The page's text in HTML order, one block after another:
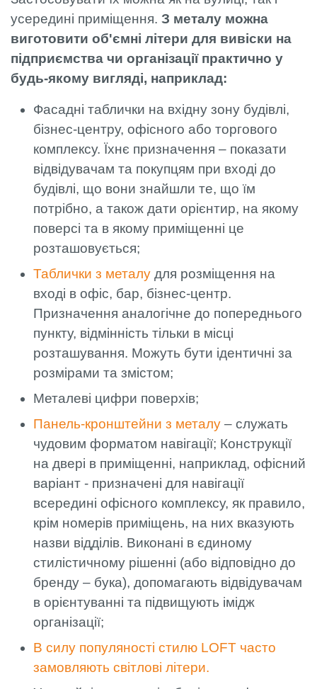
усередині приміщення. З металу можна
виготовити об'ємні літери для вивіски на
підприємства чи організації практично у
будь-якому вигляді, наприклад:
Фасадні таблички на вхідну зону будівлі,
бізнес-центру, офісного або торгового
комплексу. Їхнє призначення – показати
відвідувачам та покупцям при вході до
будівлі, що вони знайшли те, що їм
потрібно, а також дати орієнтир, на якому
поверсі та в якому приміщенні це
розташовується;
Таблички з металу для розміщення на
вході в офіс, бар, бізнес-центр.
Призначення аналогічне до попереднього
пункту, відмінність тільки в місці
розташування. Можуть бути ідентичні за
розмірами та змістом;
Металеві цифри поверхів;
Панель-кронштейни з металу – служать
чудовим форматом навігації; Конструкції
на двері в приміщенні, наприклад, офісний
варіант - призначені для навігації
всередині офісного комплексу, як правило,
крім номерів приміщень, на них вказують
назви відділів. Виконані в єдиному
стилістичному рішенні (або відповідно до
бренду – бука), допомагають відвідувачам
в орієнтуванні та підвищують імідж
організації;
В силу популяності стилю LOFT часто
замовляють світлові літери.